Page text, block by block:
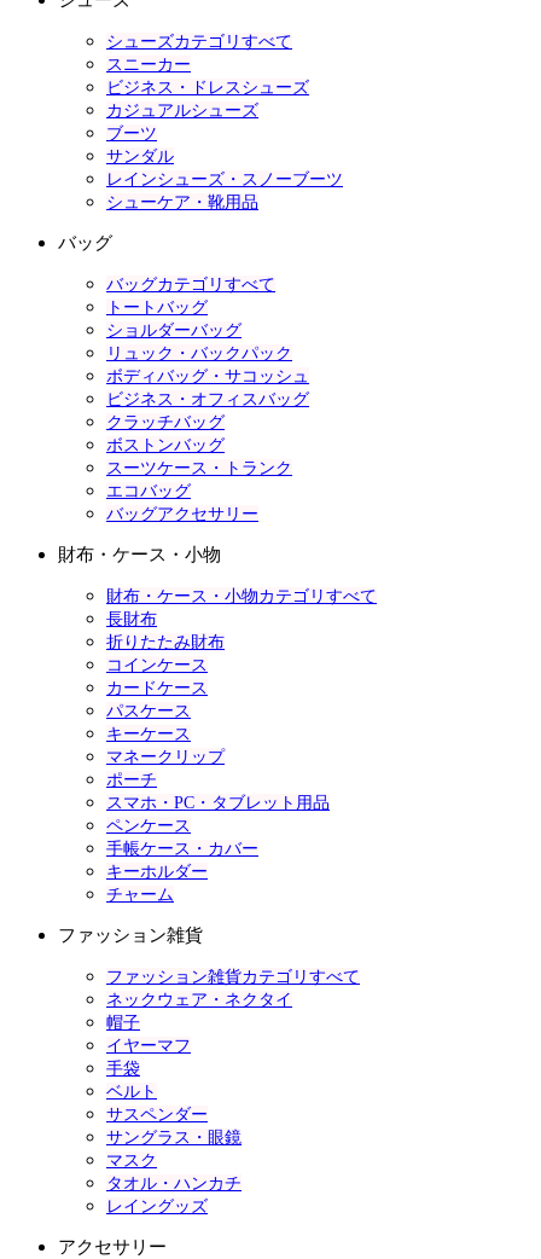
シューズカテゴリすべて
スニーカー
ビジネス・ドレスシューズ
カジュアルシューズ
ブーツ
サンダル
レインシューズ・スノーブーツ
シューケア・靴用品
バッグ
バッグカテゴリすべて
トートバッグ
ショルダーバッグ
リュック・バックパック
ボディバッグ・サコッシュ
ビジネス・オフィスバッグ
クラッチバッグ
ボストンバッグ
スーツケース・トランク
エコバッグ
バッグアクセサリー
財布・ケース・小物
財布・ケース・小物カテゴリすべて
長財布
折りたたみ財布
コインケース
カードケース
パスケース
キーケース
マネークリップ
ポーチ
スマホ・PC・タブレット用品
ペンケース
手帳ケース・カバー
キーホルダー
チャーム
ファッション雑貨
ファッション雑貨カテゴリすべて
ネックウェア・ネクタイ
帽子
イヤーマフ
手袋
ベルト
サスペンダー
サングラス・眼鏡
マスク
タオル・ハンカチ
レイングッズ
アクセサリー